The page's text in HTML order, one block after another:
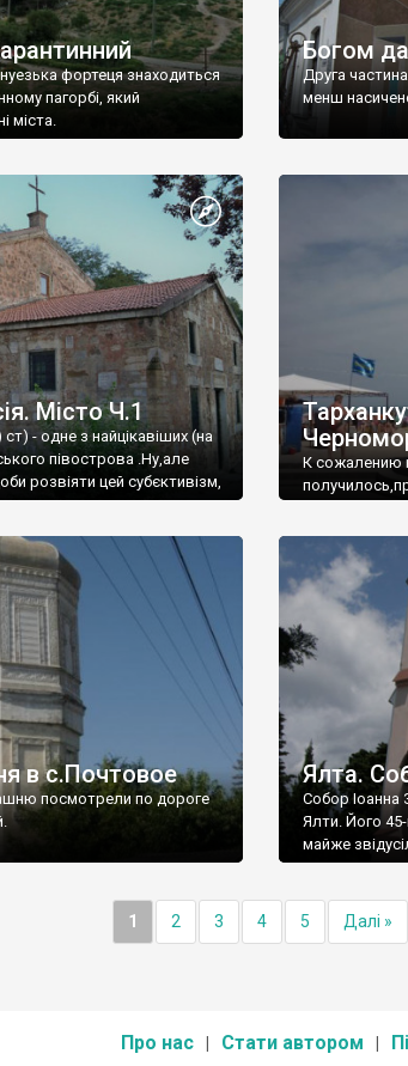
фортеця знаходиться
пагорбі, який
міста.
Богом
Друга
менш
Місто Ч.1
- одне з найцікавіших (на
півострова .Ну,але
розвіяти цей субєктивізм,
К сожалению
в с.Почтовое
посмотрели по дороге
Ялта.
Собор Іоанна
Ялти. Його 45-
майже
1 2 3 4 5 Далі »
Про нас Стати автором